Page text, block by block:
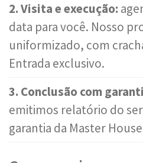
2. Visita e execução:
data para você. Nosso
uniformizado, com
Entrada exclusivo.
3. Conclusão com
emitimos relatório do
garantia da Master